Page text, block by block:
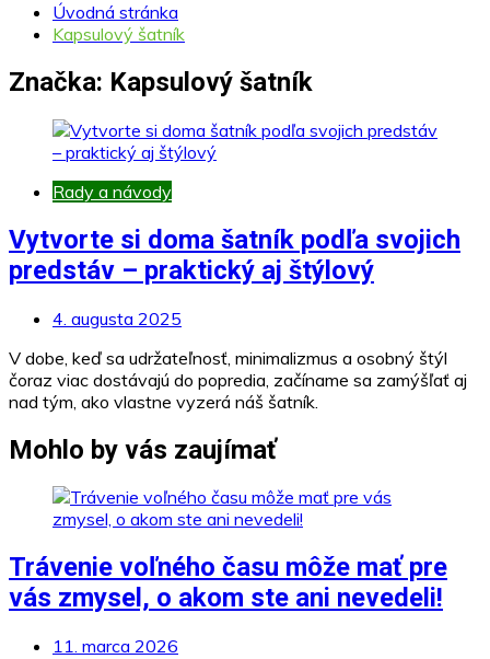
Úvodná stránka
Kapsulový šatník
Značka: Kapsulový šatník
Rady a návody
Vytvorte si doma šatník podľa svojich
predstáv – praktický aj štýlový
4. augusta 2025
V dobe, keď sa udržateľnosť, minimalizmus a osobný štýl
čoraz viac dostávajú do popredia, začíname sa zamýšľať aj
nad tým, ako vlastne vyzerá náš šatník.
Mohlo by vás zaujímať
Trávenie voľného času môže mať pre
vás zmysel, o akom ste ani nevedeli!
11. marca 2026